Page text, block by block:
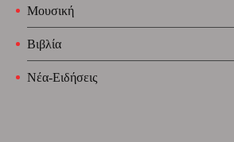
Μουσική
Βιβλία
Νέα-Ειδήσεις